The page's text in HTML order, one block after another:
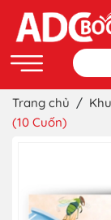
Trang chủ /
(10 Cuốn)